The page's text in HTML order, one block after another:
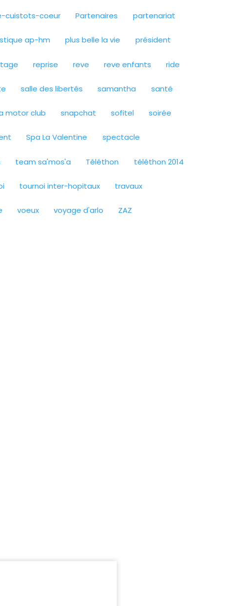
cuistots-coeur Partenaires partenariat
ap-hm plus belle la vie président
reprise reve reve enfants ride
salle des libertés samantha santé
motor club snapchat sofitel soirée
Spa La Valentine spectacle
team sa'mos'a Téléthon téléthon 2014
tournoi inter-hopitaux travaux
voeux voyage d'arlo ZAZ